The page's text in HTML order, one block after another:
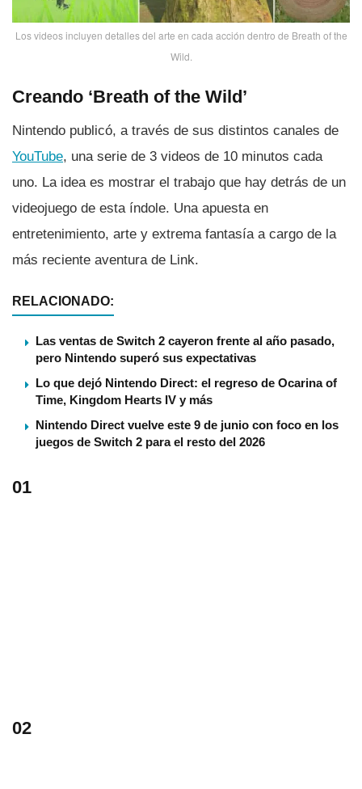
Los videos incluyen detalles del arte en cada acción dentro de Breath of the
Wild.
Creando ‘Breath of the Wild’
Nintendo publicó, a través de sus distintos canales de
YouTube, una serie de 3 videos de 10 minutos cada
uno. La idea es mostrar el trabajo que hay detrás de un
videojuego de esta í­ndole. Una apuesta en
entretenimiento, arte y extrema fantasí­a a cargo de la
más reciente aventura de Link.
RELACIONADO:
Las ventas de Switch 2 cayeron frente al año pasado,
pero Nintendo superó sus expectativas
Lo que dejó Nintendo Direct: el regreso de Ocarina of
Time, Kingdom Hearts IV y más
Nintendo Direct vuelve este 9 de junio con foco en los
juegos de Switch 2 para el resto del 2026
01
02